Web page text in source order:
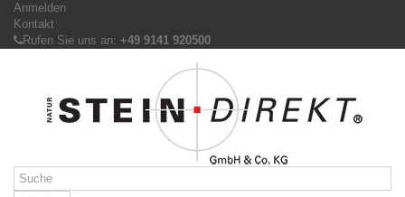
Anmelden
Kontakt
Rufen Sie uns an: +49 9141 920500